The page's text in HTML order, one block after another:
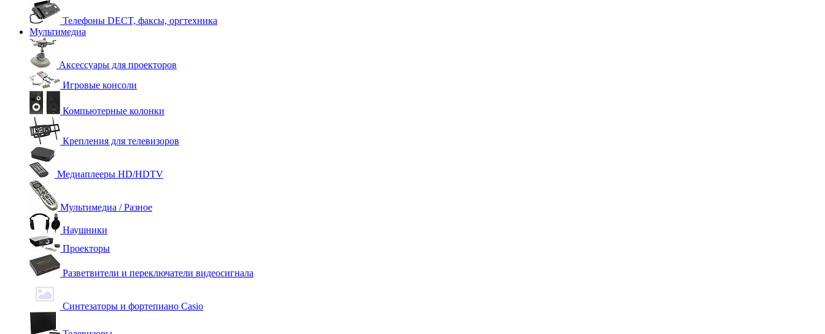
Телефоны DECT, факсы, оргтехника
Мультимедиа
Аксессуары для проекторов
Игровые консоли
Компьютерные колонки
Крепления для телевизоров
Медиаплееры HD/HDTV
Мультимедиа / Разное
Наушники
Проекторы
Разветвители и переключатели видеосигнала
Синтезаторы и фортепиано Casio